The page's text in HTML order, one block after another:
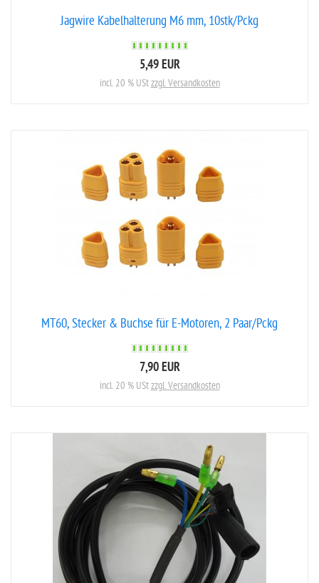
Jagwire Kabelhalterung M6 mm, 10stk/Pckg
5,49 EUR
incl. 20 % UStzzgl. Versandkosten
MT60, Stecker & Buchse für E-Motoren, 2 Paar/Pckg
7,90 EUR
incl. 20 % UStzzgl. Versandkosten